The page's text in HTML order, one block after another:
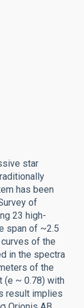
star
has been
of
23 high-
span of ~2.5
of the
in the spectra
of the
(e ~ 0.78) with
result implies